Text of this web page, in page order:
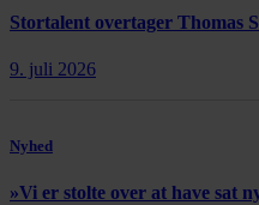
Stortalent overtager Thomas
9. juli 2026
Nyhed
»Vi er stolte over at have sat